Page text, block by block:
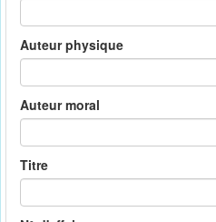
Auteur physique
Auteur moral
Titre